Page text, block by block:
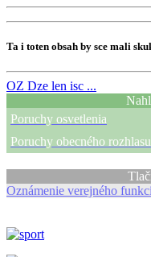
Ta i toten obsah by sce mali
OZ Dze len isc ...
Poruchy osvetlenia
Poruchy obecného rozhlasu
Oznámenie verejného